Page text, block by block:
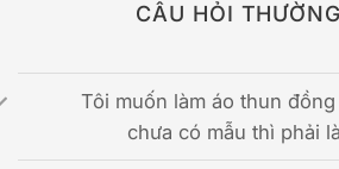
CÂU HỎI
Tôi muốn làm áo thun
chưa có mẫu thì phải